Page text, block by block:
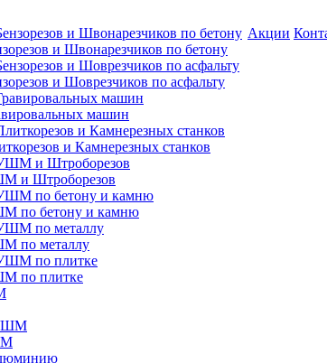
и Швонарезчиков по бетону
и Шоврезчиков по асфальту
машин
и Камнерезных станков
и Штроборезов
по бетону и камню
по металлу
по плитке
Акции